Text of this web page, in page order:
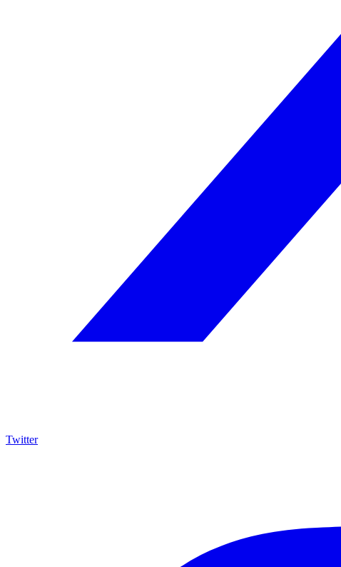
Twitter